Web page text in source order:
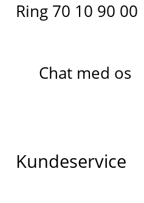
Ring 70 10 90 00
Chat med os
Kundeservice